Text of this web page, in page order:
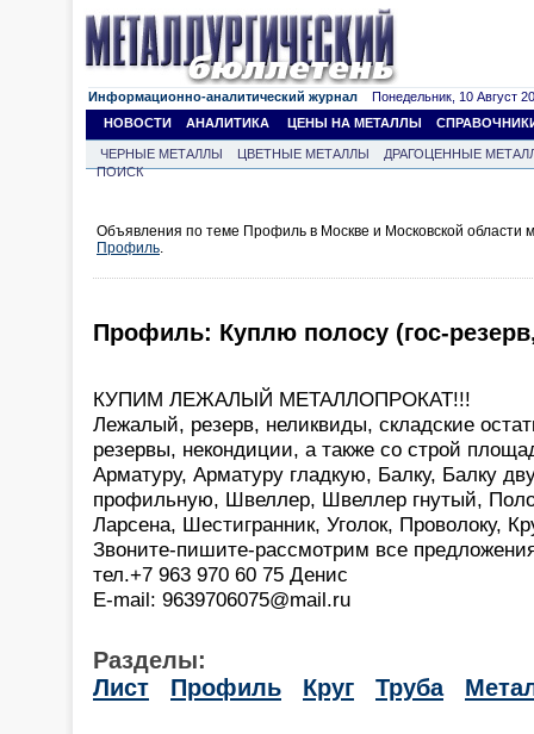
Информационно-аналитический журнал Понедельник, 10 Август
НОВОСТИ
АНАЛИТИКА ЦЕНЫ НА МЕТАЛЛЫ
ЧЕРНЫЕ МЕТАЛЛЫ ЦВЕТНЫЕ МЕТАЛЛЫ
ДРАГОЦЕННЫЕ
ПОИСК
Объявления по теме Профиль в Москве и Московской области
Профиль.
Профиль: Куплю полосу (гос-
КУПИМ ЛЕЖАЛЫЙ МЕТАЛЛОПРОКАТ!!!
Лежалый, резерв, неликвиды, складские
резервы, некондиции, а также со строй
Арматуру, Арматуру гладкую, Балку, Балку
профильную, Швеллер, Швеллер гнутый,
Ларсена, Шестигранник, Уголок, Проволоку,
Звоните-пишите-рассмотрим все
тел.+7 963 970 60 75 Денис
E-mail: 9639706075@mail.ru
Разделы:
Лист
Профиль Круг Труба